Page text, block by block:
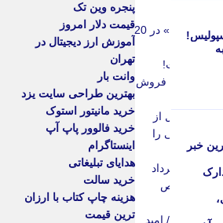
به
تامین اجتماعی ۱۴۰۵؛ آخرین خبر
عکس| چهره «نیکی کریمی» در 20
بست!
درباره فروش
قبل از
ترکیب نهایی را
فال ابجد فردا یکشنبه 18 مرداد
و تعبیر مخصوص
تلخ دربی؛/ امید
پنجره وین تک
قیمت دلار امروز
آموزش ارز دیجیتال در
تهران
وانت بار
بهترین طراحی سایت یزد
خرید مانیتور استوک
خرید فالوور پاپ آپ
اینستاگرام
هدایای تبلیغاتی
خرید سالت
هزینه چاپ کتاب با ارزان
ترین قیمت